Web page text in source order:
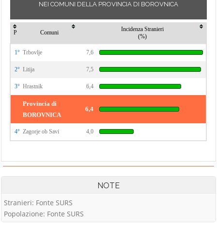
NEI COMUNI DELLA PROVINCIA DI BOROVNICA
P Comuni
Incidenza Stranieri
(%)
1° Trbovlje 7,6
2° Litija 7,5
3° Hrastnik 6,4
Provincia di
BOROVNICA
6,4
4° Zagorje ob Savi 4,0
NOTE
Stranieri: Fonte SURS
Popolazione: Fonte SURS